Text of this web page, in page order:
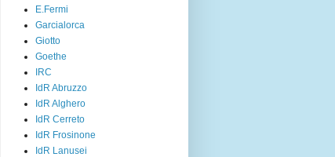
E.Fermi
Garcialorca
Giotto
Goethe
IRC
IdR Abruzzo
IdR Alghero
IdR Cerreto
IdR Frosinone
IdR Lanusei